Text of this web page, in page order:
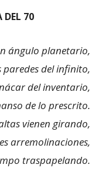
DEL 70
ángulo planetario,
del infinito,
del inventario,
de lo prescrito.
vienen girando,
arremolinaciones,
traspapelando.